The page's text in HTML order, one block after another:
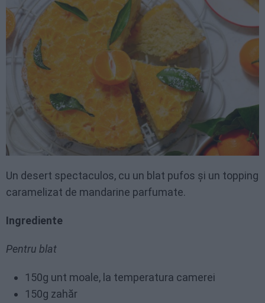
Un desert spectaculos, cu un blat pufos și un topping
caramelizat de mandarine parfumate.
Ingrediente
Pentru blat
150g unt moale, la temperatura camerei
150g zahăr